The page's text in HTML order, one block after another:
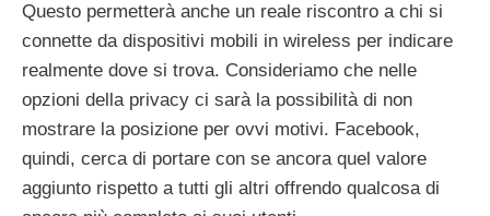
Questo permetterà anche un reale riscontro a chi si
connette da dispositivi mobili in wireless per indicare
realmente dove si trova. Consideriamo che nelle
opzioni della privacy ci sarà la possibilità di non
mostrare la posizione per ovvi motivi. Facebook,
quindi, cerca di portare con se ancora quel valore
aggiunto rispetto a tutti gli altri offrendo qualcosa di